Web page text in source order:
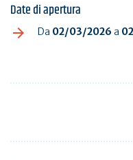
Date di apertura
Da 02/03/2026 a